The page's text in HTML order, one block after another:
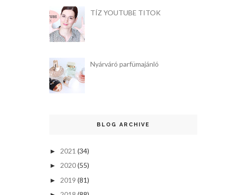
TÍZ YOUTUBE TITOK
Nyárváró parfümajánló
BLOG ARCHIVE
► 2021 (34)
► 2020(55)
► 2019 (81)